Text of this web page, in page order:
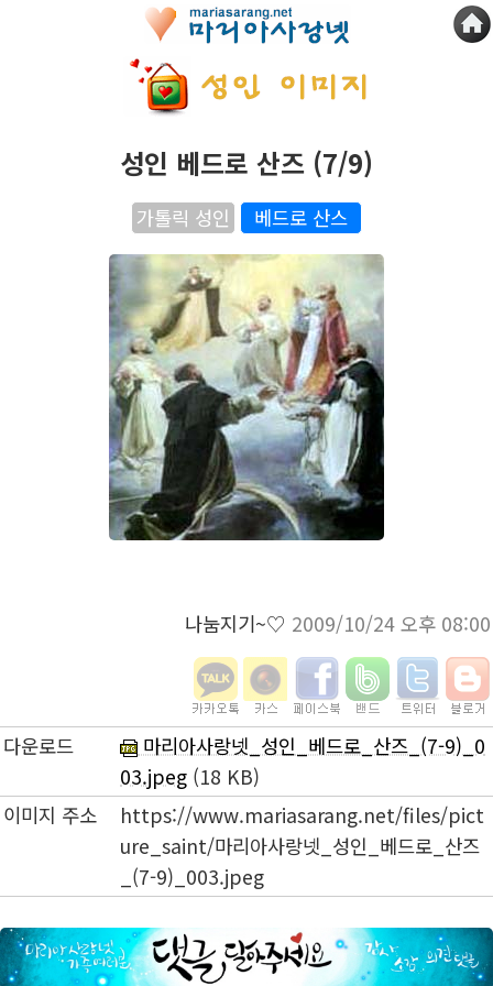
성인 베드로 산즈 (7/9)
가톨릭 성인 베드로 산스
나눔지기~♡ 2009/10/24 오후 08:00
다운로드
마리아사랑넷_성인_베드로_산즈_(7-9)_0
03.jpeg (18 KB)
이미지 주소
https://www.mariasarang.net/files/pict
ure_saint/마리아사랑넷_성인_베드로_산즈
_(7-9)_003.jpeg